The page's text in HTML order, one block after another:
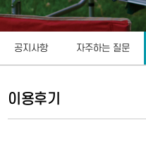
공지사항 자주하는 질문
이용후기